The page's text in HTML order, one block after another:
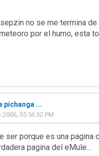
no se me termina de
por el humo, esta
pichanga ...
05:56:32 PM
ser porque es una pagina
pagina del eMule...